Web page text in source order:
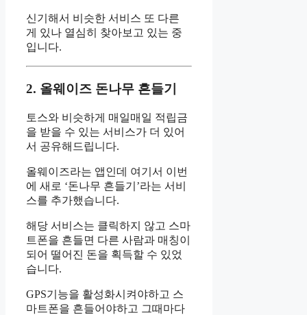
신기해서 비슷한 서비스 또 다른
게 있나 열심히 찾아보고 있는 중
입니다.
2. 올웨이즈 돈나무 흔들기
토스와 비슷하게 매일매일 적립금
을 받을 수 있는 서비스가 더 있어
서 공유해드립니다.
올웨이즈라는 앱인데 여기서 이번
에 새로 ‘돈나무 흔들기’라는 서비
스를 추가했습니다.
해당 서비스는 클릭하지 않고 스마
트폰을 흔들면 다른 사람과 매칭이
되어 떨어진 돈을 획득할 수 있었
습니다.
GPS기능을 활성화시켜야하고 스
마트폰을 흔들어야하고 그때마다